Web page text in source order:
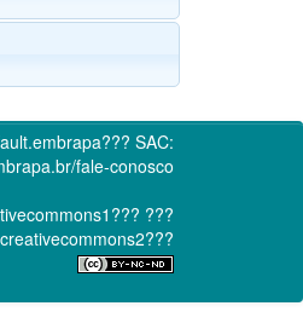
SAC:
fale-conosco
???